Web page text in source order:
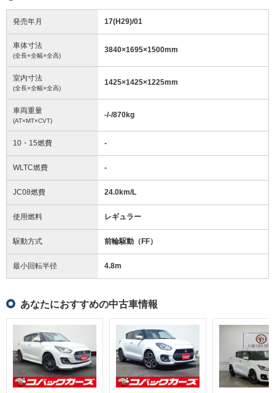
発売年月 17(H29)/01
車体寸法
(全長×全幅×全高)
3840×1695×1500mm
室内寸法
(全長×全幅×全高)
1425×1425×1225mm
車両重量
(AT×MT×CVT)
-/-/870kg
10・15燃費 -
WLTC燃費 -
JC08燃費 24.0km/L
使用燃料 レギュラー
駆動方式 前輪駆動（FF）
最小回転半径 4.8m
あなたにおすすめの中古車情報